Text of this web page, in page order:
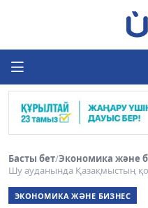
Басты бет/Экономика және
Шу ауданында Қазақмыстың
ЭКОНОМИКА ЖӘНЕ БИЗНЕС